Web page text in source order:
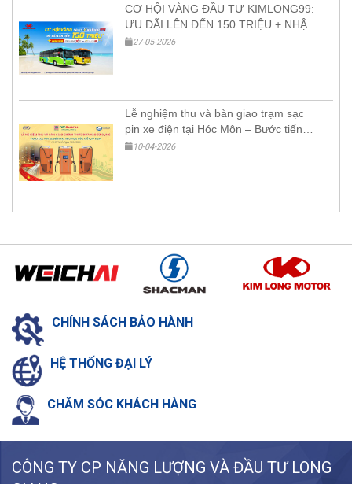
CƠ HỘI VÀNG ĐẦU TƯ KIMLONG99:
ƯU ĐÃI LÊN ĐẾN 150 TRIỆU + NHẬN
XE KIMLONGX9 HOẶC KIMAN9
27-05-2026
Lễ nghiệm thu và bàn giao trạm sạc
pin xe điện tại Hóc Môn – Bước tiến
mới cho hạ tầng giao thông xanh
10-04-2026
CHÍNH SÁCH BẢO HÀNH
HỆ THỐNG ĐẠI LÝ
CHĂM SÓC KHÁCH HÀNG
CÔNG TY CP NĂNG LƯỢNG VÀ ĐẦU TƯ LONG